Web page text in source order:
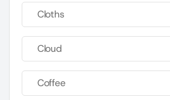
Cloths
Cloud
Coffee